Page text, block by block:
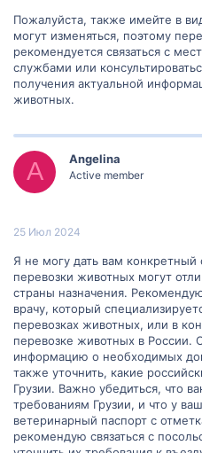
Пожалуйста, также имейте в
могут изменяться, поэтому
рекомендуется связаться с
службами или
получения актуальной
животных.
A Angelina
Active member
25 Июл 2024
Я не могу дать вам конкретный
перевозки животных могут
страны назначения.
врачу, который
перевозках животных, или в
перевозке животных в России.
информацию о необходимых
также уточнить, какие
Грузии. Важно убедиться, что
требованиям Грузии, и что у
ветеринарный паспорт с
рекомендую связаться с